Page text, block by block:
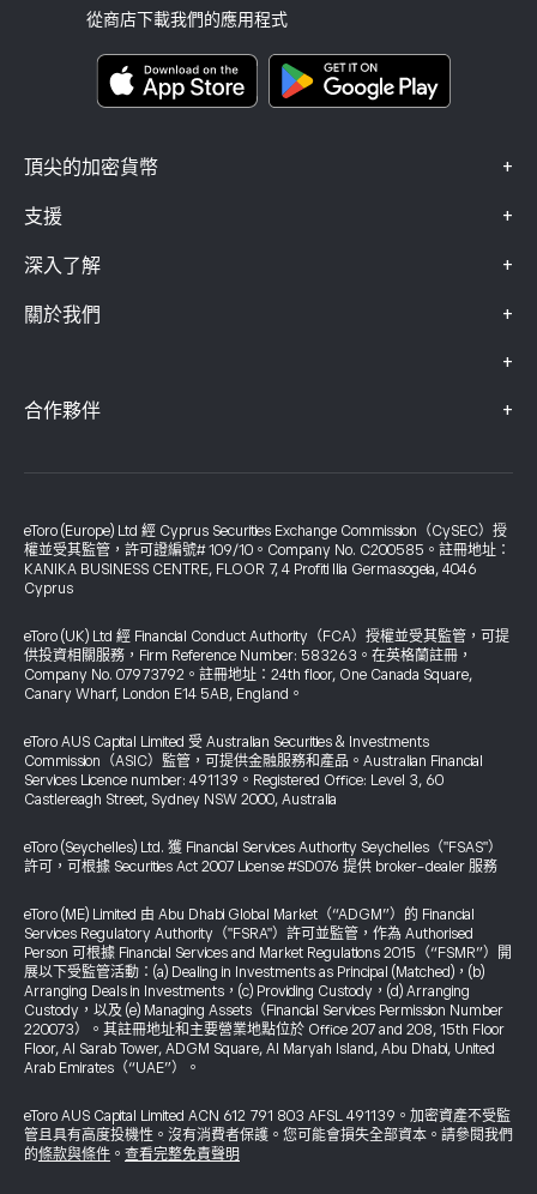
從商店下載我們的應用程式
頂尖的加密貨幣 +
支援 +
深入了解 +
關於我們 +
+
關鍵資訊文件
投訴資料（FCA 客戶）
合作夥伴 +
投資保險
eToro (Europe) Ltd 經 Cyprus Securities Exchange Commission（CySEC）授
權並受其監管，許可證編號# 109/10。Company No. C200585。註冊地址：
KANIKA BUSINESS CENTRE, FLOOR 7, 4 Profiti Ilia Germasogeia, 4046
Cyprus
eToro (UK) Ltd 經 Financial Conduct Authority（FCA）授權並受其監管，可提
供投資相關服務，Firm Reference Number: 583263。在英格蘭註冊，
Company No. 07973792。註冊地址：24th floor, One Canada Square,
Canary Wharf, London E14 5AB, England。
eToro AUS Capital Limited 受 Australian Securities & Investments
Commission（ASIC）監管，可提供金融服務和產品。Australian Financial
Services Licence number: 491139。Registered Office: Level 3, 60
Castlereagh Street, Sydney NSW 2000, Australia
eToro (Seychelles) Ltd. 獲 Financial Services Authority Seychelles（"FSAS"）
許可，可根據 Securities Act 2007 License #SD076 提供 broker-dealer 服務
eToro (ME) Limited 由 Abu Dhabi Global Market（“ADGM”）的 Financial
Services Regulatory Authority（"FSRA"）許可並監管，作為 Authorised
Person 可根據 Financial Services and Market Regulations 2015（“FSMR”）開
展以下受監管活動：(a) Dealing in Investments as Principal (Matched)，(b)
Arranging Deals in Investments，(c) Providing Custody，(d) Arranging
Custody，以及 (e) Managing Assets（Financial Services Permission Number
220073）。其註冊地址和主要營業地點位於 Office 207 and 208, 15th Floor
Floor, Al Sarab Tower, ADGM Square, Al Maryah Island, Abu Dhabi, United
Arab Emirates（“UAE”）。
eToro AUS Capital Limited ACN 612 791 803 AFSL 491139。加密資產不受監
管且具有高度投機性。沒有消費者保護。您可能會損失全部資本。請參閱我們
的條款與條件 。 查看完整免責聲明